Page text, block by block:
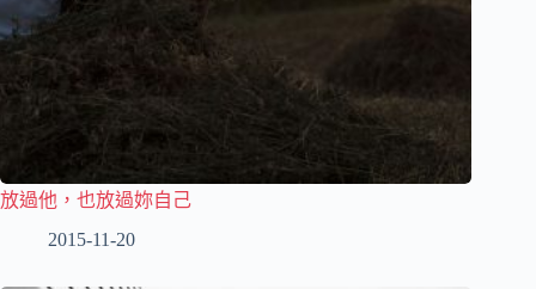
放過他，也放過妳自己
2015-11-20